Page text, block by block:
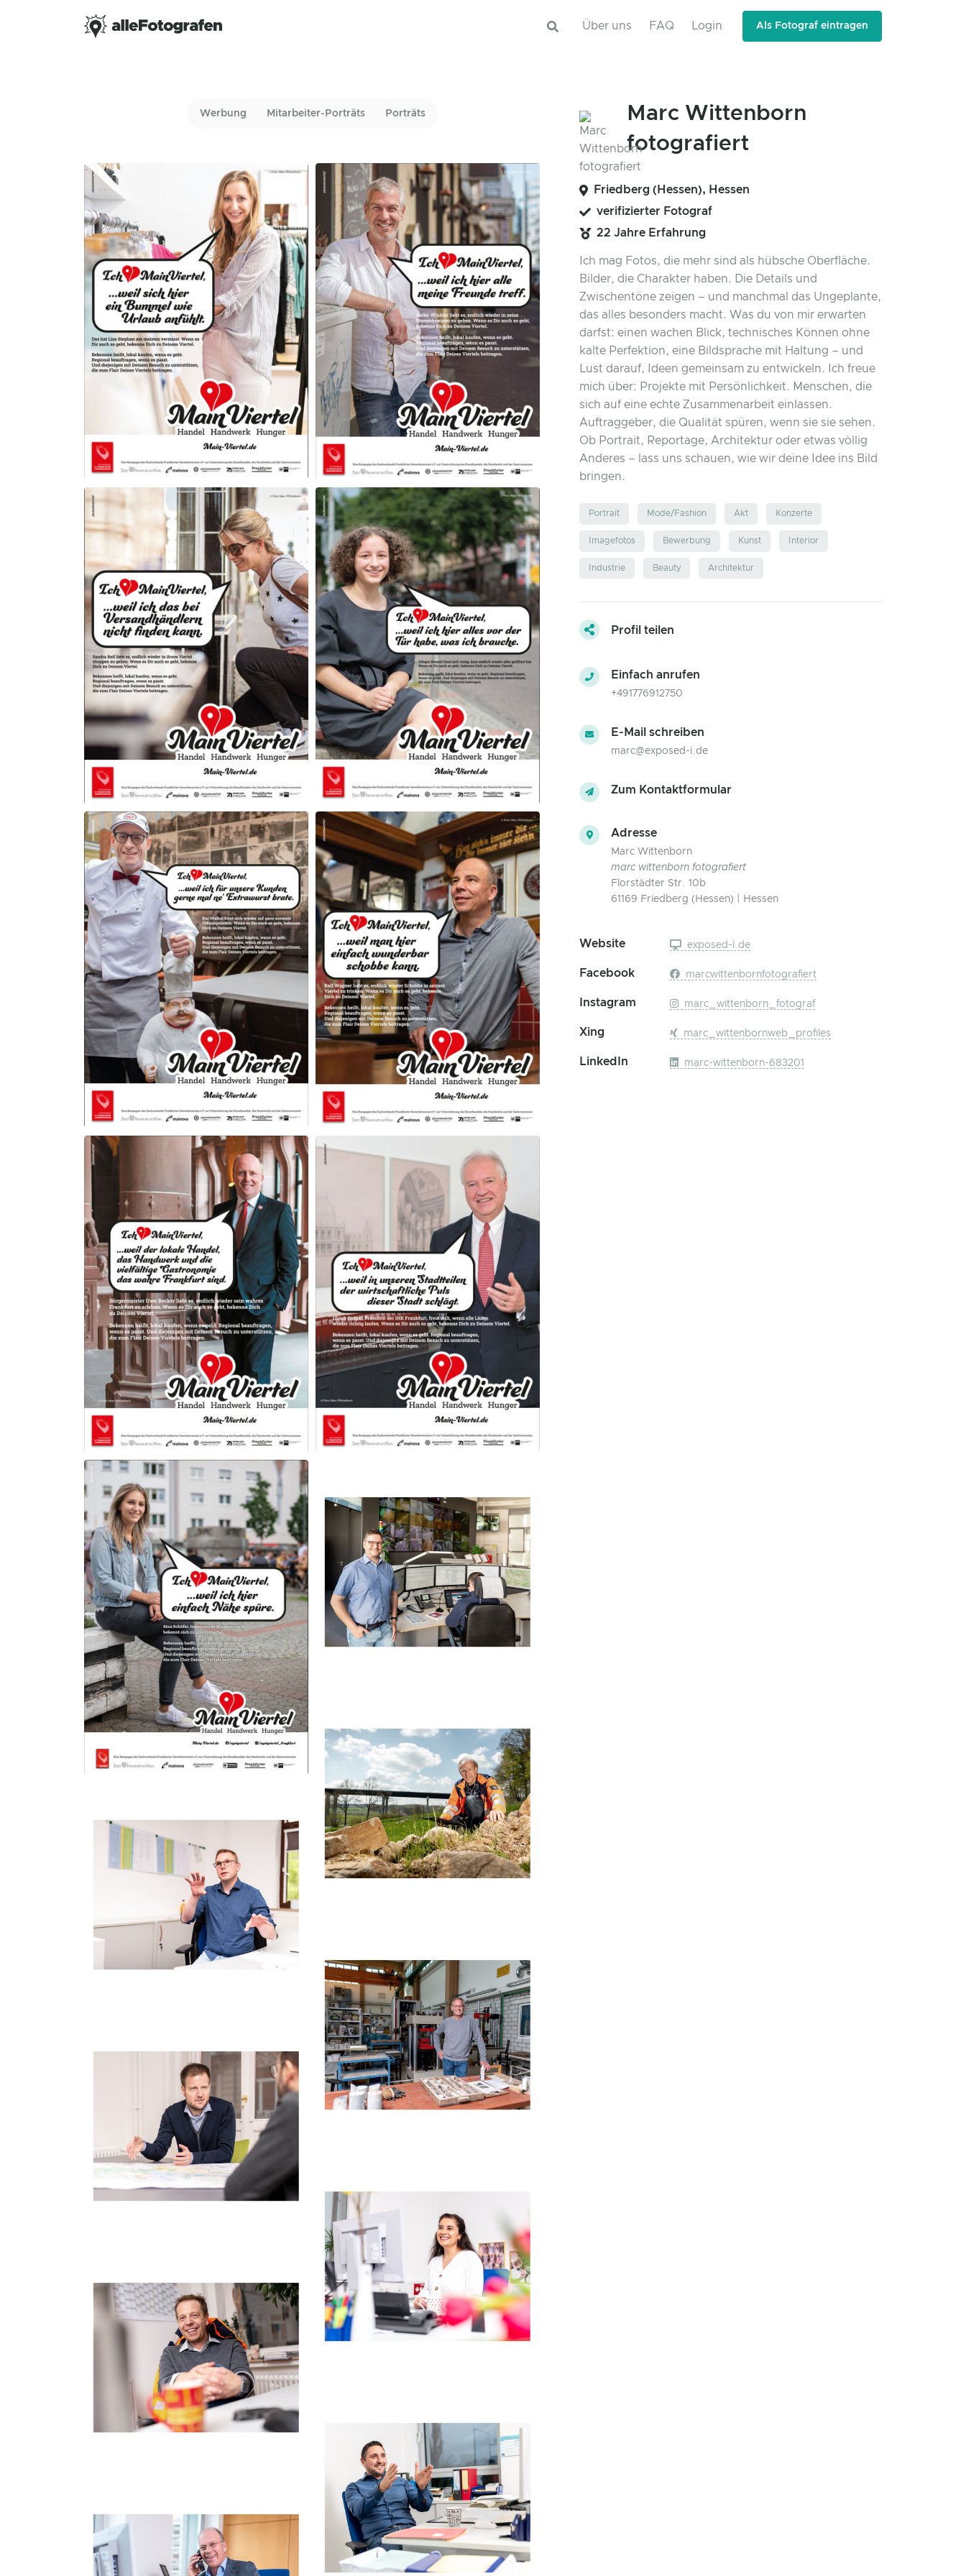
Über uns FAQ Login Als Fotograf eintragen
Werbung Mitarbeiter-Porträts Porträts
Marc Wittenborn
fotografiert
Friedberg (Hessen), Hessen
verifizierter Fotograf
22 Jahre Erfahrung
Ich mag Fotos, die mehr sind als hübsche Oberfläche.
Bilder, die Charakter haben. Die Details und
Zwischentöne zeigen – und manchmal das Ungeplante,
das alles besonders macht. Was du von mir erwarten
darfst: einen wachen Blick, technisches Können ohne
kalte Perfektion, eine Bildsprache mit Haltung – und
Lust darauf, Ideen gemeinsam zu entwickeln. Ich freue
mich über: Projekte mit Persönlichkeit. Menschen, die
sich auf eine echte Zusammenarbeit einlassen.
Auftraggeber, die Qualität spüren, wenn sie sie sehen.
Ob Portrait, Reportage, Architektur oder etwas völlig
Anderes – lass uns schauen, wie wir deine Idee ins Bild
bringen.
Portrait Mode/Fashion Akt Konzerte
Imagefotos Bewerbung Kunst Interior
Industrie Beauty Architektur
Profil teilen
Einfach anrufen
+491776912750
E-Mail schreiben
marc@exposed-i.de
Zum Kontaktformular
Adresse
Marc Wittenborn
marc wittenborn fotografiert
Florstädter Str. 10b
61169 Friedberg (Hessen) | Hessen
Website exposed-i.de
Facebook marcwittenbornfotografiert
Instagram marc_wittenborn_fotograf
Xing marc_wittenbornweb_profiles
LinkedIn marc-wittenborn-683201